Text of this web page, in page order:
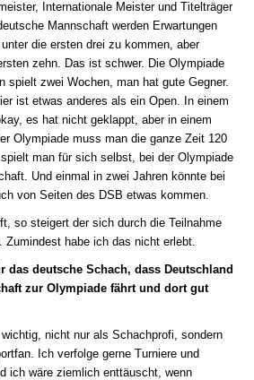
Internationale Meister und Titelträger
Mannschaft werden Erwartungen
die ersten drei zu kommen, aber
zehn. Das ist schwer. Die Olympiade
spielt zwei Wochen, man hat gute Gegner.
ist etwas anderes als ein Open. In einem
es hat nicht geklappt, aber in einem
Olympiade muss man die ganze Zeit 120
man für sich selbst, bei der Olympiade
Und einmal in zwei Jahren könnte bei
von Seiten des DSB etwas kommen.
so steigert der sich durch die Teilnahme
Zumindest habe ich das nicht erlebt.
das deutsche Schach, dass Deutschland
zur Olympiade fährt und dort gut
nicht nur als Schachprofi, sondern
Ich verfolge gerne Turniere und
ich wäre ziemlich enttäuscht, wenn